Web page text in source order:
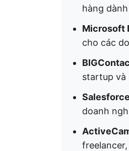
hàng
Microsoft
cho các
startup và
Salesforce
doanh